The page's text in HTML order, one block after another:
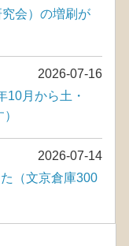
究会）の増刷が
2026-07-16
10月から土・
2026-07-14
（文京倉庫300